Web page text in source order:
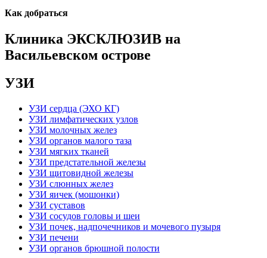
Как добраться
Клиника ЭКСКЛЮЗИВ на
Васильевском острове
УЗИ
УЗИ сердца (ЭХО КГ)
УЗИ лимфатических узлов
УЗИ молочных желез
УЗИ органов малого таза
УЗИ мягких тканей
УЗИ предстательной железы
УЗИ щитовидной железы
УЗИ слюнных желез
УЗИ яичек (мошонки)
УЗИ суставов
УЗИ сосудов головы и шеи
УЗИ почек, надпочечников и мочевого пузыря
УЗИ печени
УЗИ органов брюшной полости